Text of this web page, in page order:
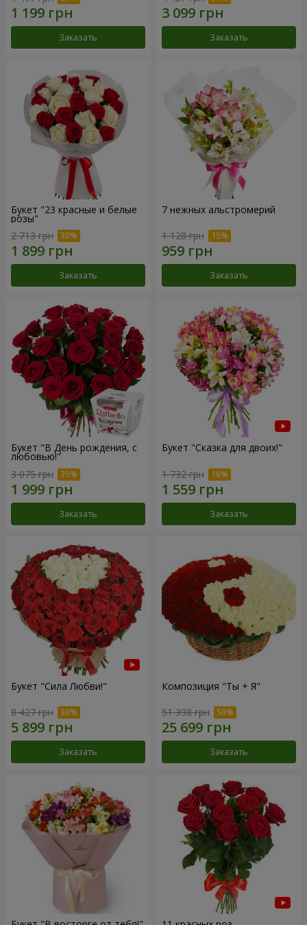
Заказать Заказать
Букет "23 красные и белые
розы"
2 713 грн
Заказать
7 нежных альстромерий
1 128 грн
Заказать
Букет "В День рождения, с
любовью!"
3 075 грн
Заказать
Букет "Сказка для двоих!"
1 732 грн
Заказать
Букет "Сила Любви!"
8 427 грн
Заказать
Композиция "Ты + Я"
51 398 грн
Заказать